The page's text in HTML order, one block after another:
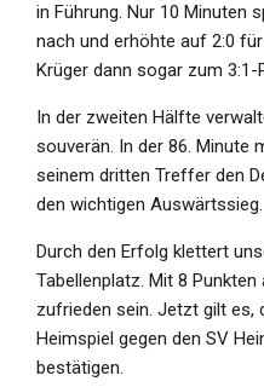
in Führung. Nur 10 Minuten
nach und erhöhte auf 2:0
Krüger dann sogar zum 3:1-
In der zweiten Hälfte
souverän. In der 86. Minute
seinem dritten Treffer den
den wichtigen Auswärtssieg.
Durch den Erfolg klettert
Tabellenplatz. Mit 8
zufrieden sein. Jetzt gilt es,
Heimspiel gegen den SV
bestätigen.